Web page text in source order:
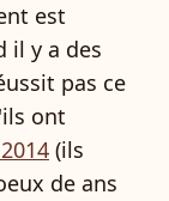
est
il y a des
pas ce
ont
(ils
de ans